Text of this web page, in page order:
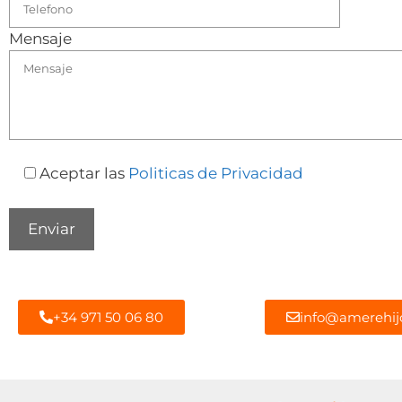
Mensaje
Aceptar las Politicas de Privacidad
+34 971 50 06 80